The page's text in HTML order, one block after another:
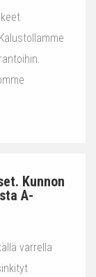
Kunnon
A-
varrella